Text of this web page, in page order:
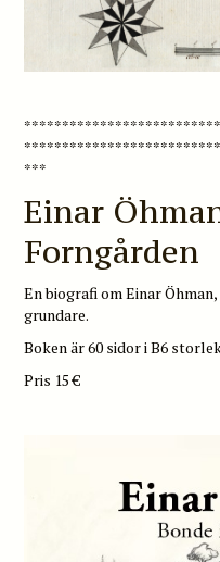
***
Einar
Forngården
En biografi om Einar
grundare.
Boken är 60 sidor i B6
Pris 15 €